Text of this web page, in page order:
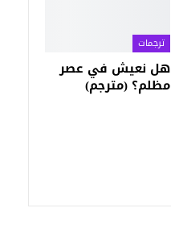
ترجمات
هل نعيش في عصر
مظلم؟ (مترجم)